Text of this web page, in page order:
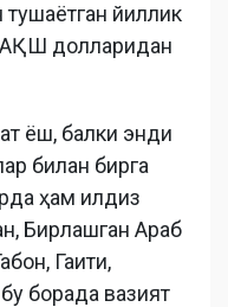
йиллик
долларидан
ёш, балки энди
билан бирга
ҳам илдиз
Бирлашган Араб
Гаити,
борада вазият